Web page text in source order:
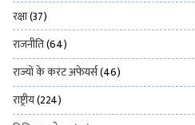
रक्षा(37)
राजनीति(64)
राज्यों के करंट अफेयर्स(46)
राष्ट्रीय(224)